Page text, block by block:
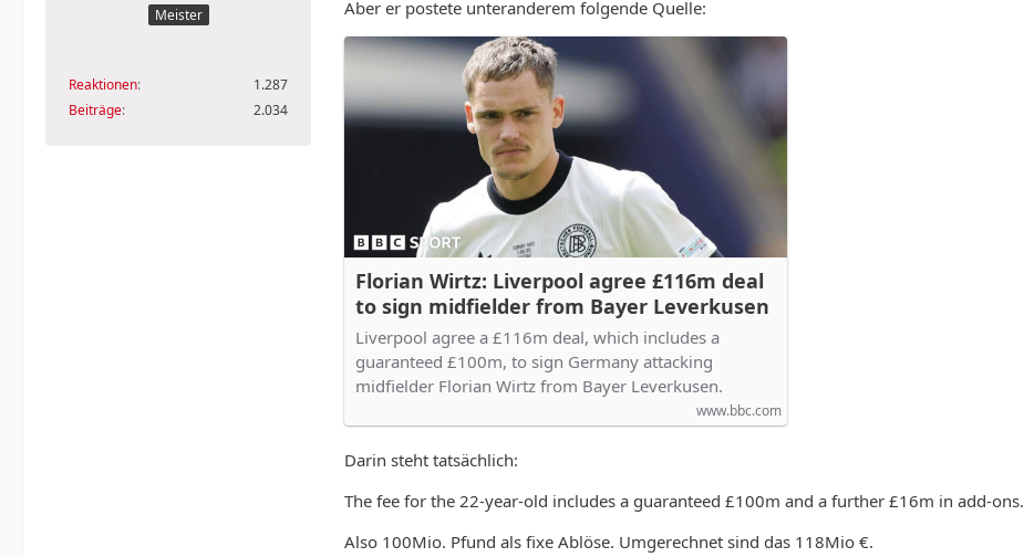
Meister
Reaktionen
1.287
Beiträge
2.034
Aber er postete unteranderem folgende Quelle:
Florian Wirtz: Liverpool agree £116m deal
to sign midfielder from Bayer Leverkusen
Liverpool agree a £116m deal, which includes a
guaranteed £100m, to sign Germany attacking
midfielder Florian Wirtz from Bayer Leverkusen.
www.bbc.com
Darin steht tatsächlich:
The fee for the 22-year-old includes a guaranteed £100m and a further £16m in add-ons.
Also 100Mio. Pfund als fixe Ablöse. Umgerechnet sind das 118Mio €.